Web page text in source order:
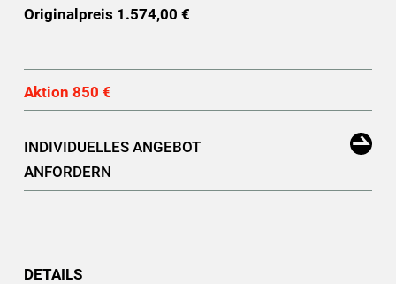
Originalpreis 1.574,00 €
Aktion 850 €
INDIVIDUELLES ANGEBOT
ANFORDERN
DETAILS